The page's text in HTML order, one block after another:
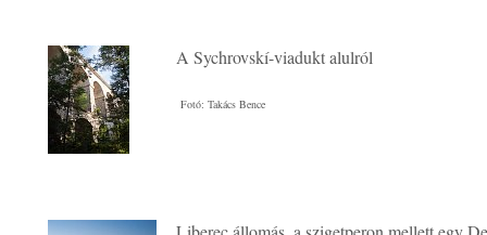
A Sychrovskí-viadukt alulról
Fotó: Takács Bence